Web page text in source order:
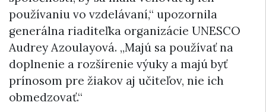
používaniu vo vzdelávaní,“ upozornila
generálna riaditeľka organizácie UNESCO
Audrey Azoulayová. „Majú sa používať na
doplnenie a rozšírenie výuky a majú byť
prínosom pre žiakov aj učiteľov, nie ich
obmedzovať.“